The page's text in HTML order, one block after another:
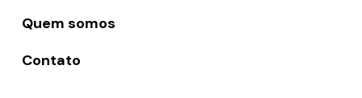
Quem somos
Contato